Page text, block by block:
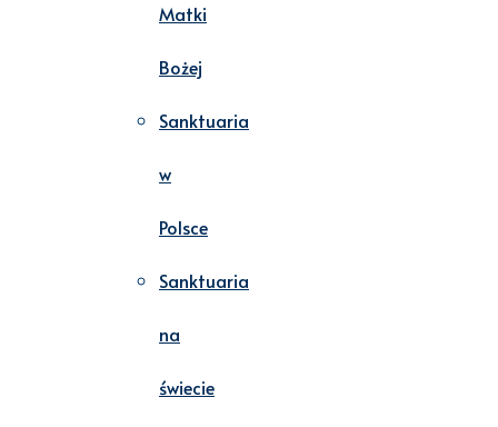
Matki
Bożej
Sanktuaria
w
Polsce
Sanktuaria
na
świecie